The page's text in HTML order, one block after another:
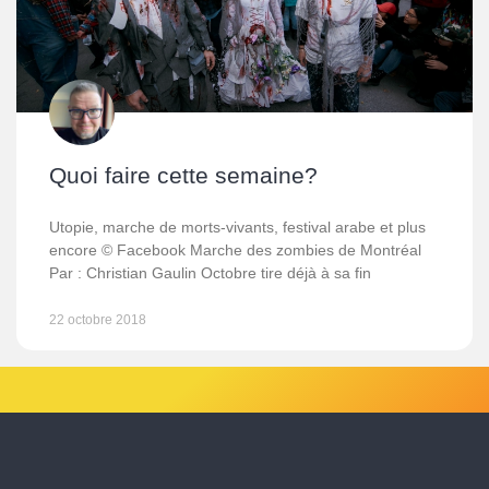
Quoi faire cette semaine?
Utopie, marche de morts-vivants, festival arabe et plus
encore © Facebook Marche des zombies de Montréal
Par : Christian Gaulin Octobre tire déjà à sa fin
22 octobre 2018